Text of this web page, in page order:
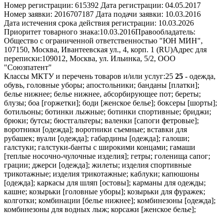
Номер регистрации: 615392 Дата регистрации: 04.05.2017
Номер заявки: 2016707187 Дата подачи заявки: 10.03.2016
Дата истечения срока действия регистрации: 10.03.2026
Приоритет товарного знака:10.03.2016Правообладатель:
Общество с ограниченной ответственностью "ЮН МИН",
107150, Москва, Ивантеевская ул., 4, корп. 1 (RU)Адрес для
переписки:109012, Москва, ул. Ильинка, 5/2, ООО
"Союзпатент"
Классы МКТУ и перечень товаров и/или услуг:25 25 - одежда,
обувь, головные уборы; апостольники; банданы [платки];
белье нижнее; белье нижнее, абсорбирующее пот; береты;
блузы; боа [горжетки]; боди [женское белье]; боксеры [шорты];
ботильоны; ботинки лыжные; ботинки спортивные; бриджи;
брюки; бутсы; бюстгальтеры; валенки [сапоги фетровые];
воротники [одежда]; воротники съемные; вставки для
рубашек; вуали [одежда]; габардины [одежда]; галоши;
галстуки; галстуки-банты с широкими концами; гамаши
[теплые носочно-чулочные изделия]; гетры; голенища сапог;
грации; джерси [одежда]; жилеты; изделия спортивные
трикотажные; изделия трикотажные; каблуки; капюшоны
[одежда]; каркасы для шляп [остовы]; карманы для одежды;
кашне; козырьки [головные уборы]; козырьки для фуражек;
колготки; комбинации [белье нижнее]; комбинезоны [одежда];
комбинезоны для водных лыж; корсажи [женское белье];